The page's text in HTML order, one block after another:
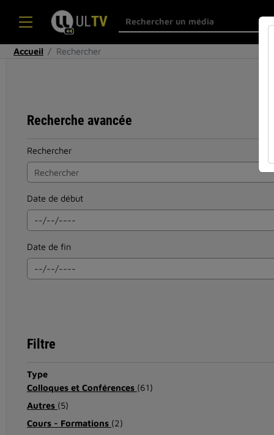
Accueil Rechercher
Recherche avancée
Rechercher
Date de début
Date de fin
Filtre
Type
Colloques et Conférences (61)
Autres (5)
Cours - Formations (2)